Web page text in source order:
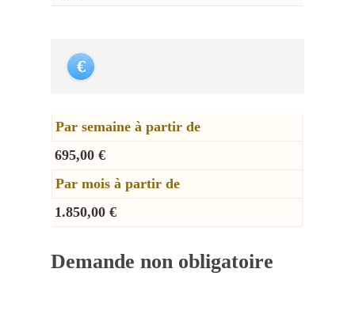
€
Par semaine à partir de
695,00 €
Par mois à partir de
1.850,00 €
Demande non obligatoire